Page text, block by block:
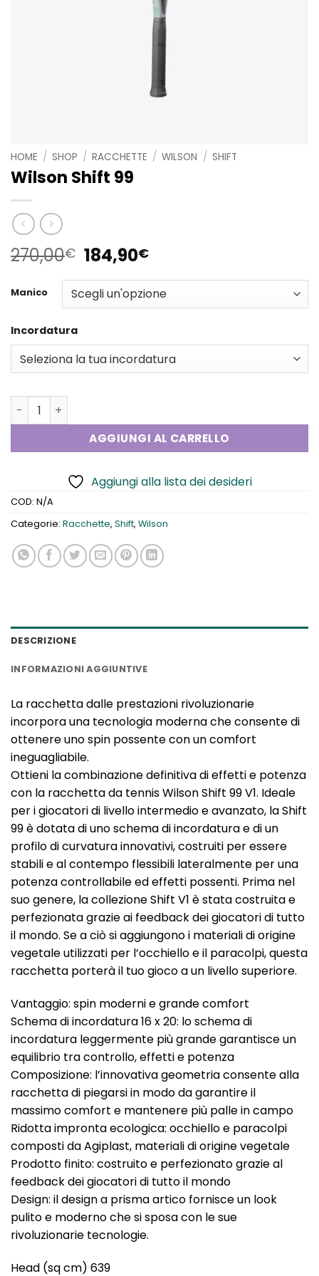
HOME / SHOP / RACCHETTE / WILSON / SHIFT
Wilson Shift 99
270,00€ Il
prezzo
originale
era:
184,90€Il
attuale
è:
Manico
Incordatura
Wilson Shift 99 quantità
AGGIUNGI AL CARRELLO
Aggiungi alla lista dei desideri
COD: N/A
Categorie: Racchette, Shift, Wilson
DESCRIZIONE
INFORMAZIONI AGGIUNTIVE
La racchetta dalle prestazioni rivoluzionarie
incorpora una tecnologia moderna che consente di
ottenere uno spin possente con un comfort
ineguagliabile.
Ottieni la combinazione definitiva di effetti e potenza
con la racchetta da tennis Wilson Shift 99 V1. Ideale
per i giocatori di livello intermedio e avanzato, la Shift
99 è dotata di uno schema di incordatura e di un
profilo di curvatura innovativi, costruiti per essere
stabili e al contempo flessibili lateralmente per una
potenza controllabile ed effetti possenti. Prima nel
suo genere, la collezione Shift V1 è stata costruita e
perfezionata grazie ai feedback dei giocatori di tutto
il mondo. Se a ciò si aggiungono i materiali di origine
vegetale utilizzati per l’occhiello e il paracolpi, questa
racchetta porterà il tuo gioco a un livello superiore.
Vantaggio: spin moderni e grande comfort
Schema di incordatura 16 x 20: lo schema di
incordatura leggermente più grande garantisce un
equilibrio tra controllo, effetti e potenza
Composizione: l’innovativa geometria consente alla
racchetta di piegarsi in modo da garantire il
massimo comfort e mantenere più palle in campo
Ridotta impronta ecologica: occhiello e paracolpi
composti da Agiplast, materiali di origine vegetale
Prodotto finito: costruito e perfezionato grazie al
feedback dei giocatori di tutto il mondo
Design: il design a prisma artico fornisce un look
pulito e moderno che si sposa con le sue
rivoluzionarie tecnologie.
Head (sq cm) 639